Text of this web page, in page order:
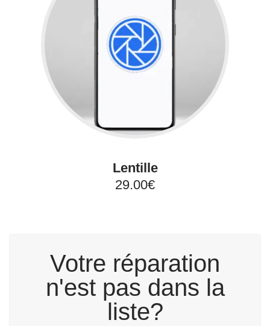
Lentille
29.00€
Votre réparation
n'est pas dans la
liste?